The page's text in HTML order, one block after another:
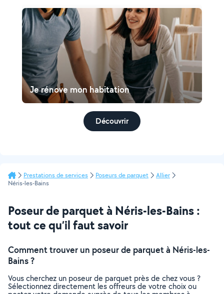
Je rénove mon habitation
Découvrir
Prestations de services Poseurs de parquet
Allier
Néris-les-Bains
Poseur de parquet à Néris-les-Bains :
tout ce qu’il faut savoir
Comment trouver un poseur de parquet à Néris-les-
Bains ?
Vous cherchez un poseur de parquet près de chez vous ?
Sélectionnez directement les offreurs de votre choix ou